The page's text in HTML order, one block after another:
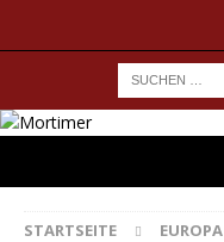
STARTSEITE EUROPA